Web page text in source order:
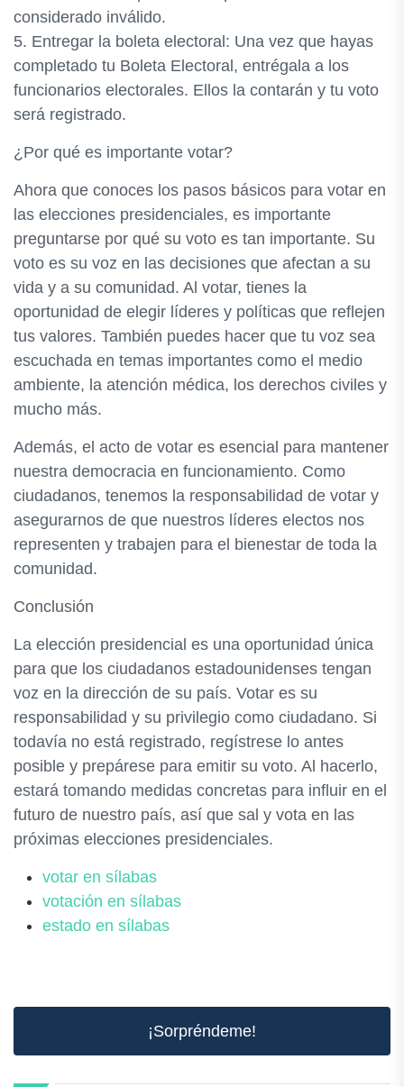
considerado inválido.
5. Entregar la boleta electoral: Una vez que hayas
completado tu Boleta Electoral, entrégala a los
funcionarios electorales. Ellos la contarán y tu voto
será registrado.
¿Por qué es importante votar?
Ahora que conoces los pasos básicos para votar en
las elecciones presidenciales, es importante
preguntarse por qué su voto es tan importante. Su
voto es su voz en las decisiones que afectan a su
vida y a su comunidad. Al votar, tienes la
oportunidad de elegir líderes y políticas que reflejen
tus valores. También puedes hacer que tu voz sea
escuchada en temas importantes como el medio
ambiente, la atención médica, los derechos civiles y
mucho más.
Además, el acto de votar es esencial para mantener
nuestra democracia en funcionamiento. Como
ciudadanos, tenemos la responsabilidad de votar y
asegurarnos de que nuestros líderes electos nos
representen y trabajen para el bienestar de toda la
comunidad.
Conclusión
La elección presidencial es una oportunidad única
para que los ciudadanos estadounidenses tengan
voz en la dirección de su país. Votar es su
responsabilidad y su privilegio como ciudadano. Si
todavía no está registrado, regístrese lo antes
posible y prepárese para emitir su voto. Al hacerlo,
estará tomando medidas concretas para influir en el
futuro de nuestro país, así que sal y vota en las
próximas elecciones presidenciales.
votar en sílabas
votación en sílabas
estado en sílabas
¡Sorpréndeme!